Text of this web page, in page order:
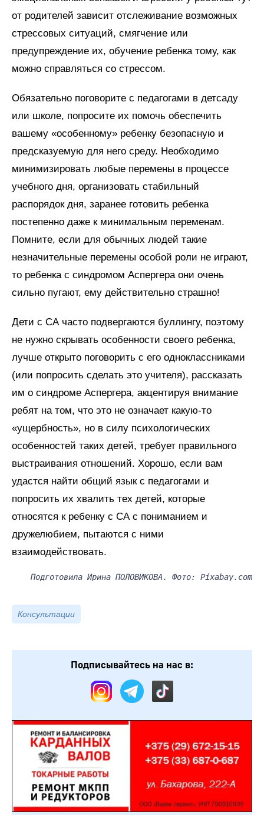
от родителей зависит отслеживание возможных
стрессовых ситуаций, смягчение или
предупреждение их, обучение ребенка тому, как
можно справляться со стрессом.
Обязательно поговорите с педагогами в детсаду
или школе, попросите их помочь обеспечить
вашему «особенному» ребенку безопасную и
предсказуемую для него среду. Необходимо
минимизировать любые перемены в процессе
учебного дня, организовать стабильный
распорядок дня, заранее готовить ребенка
постепенно даже к минимальным переменам.
Помните, если для обычных людей такие
незначительные перемены особой роли не играют,
то ребенка с синдромом Аспергера они очень
сильно пугают, ему действительно страшно!
Дети с СА часто подвергаются буллингу, поэтому
не нужно скрывать особенности своего ребенка,
лучше открыто поговорить с его одноклассниками
(или попросить сделать это учителя), рассказать
им о синдроме Аспергера, акцентируя внимание
ребят на том, что это не означает какую-то
«ущербность», но в силу психологических
особенностей таких детей, требует правильного
выстраивания отношений. Хорошо, если вам
удастся найти общий язык с педагогами и
попросить их хвалить тех детей, которые
относятся к ребенку с СА с пониманием и
дружелюбием, пытаются с ними
взаимодействовать.
Подготовила Ирина ПОЛОВИКОВА. Фото: Pixabay.com
Консультации
Подписывайтесь на нас в: